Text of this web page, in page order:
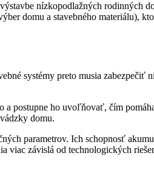
nízkopodlažných rodinných
domu a stavebného materiálu),
systémy preto musia zabezpečiť
a postupne ho uvoľňovať, čím
domu.
parametrov. Ich schopnosť
viac závislá od technologických